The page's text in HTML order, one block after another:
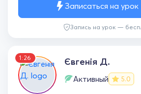
Запись на урок —
Записаться на урок
1:26 Євгенія Д.
Активный 5.0